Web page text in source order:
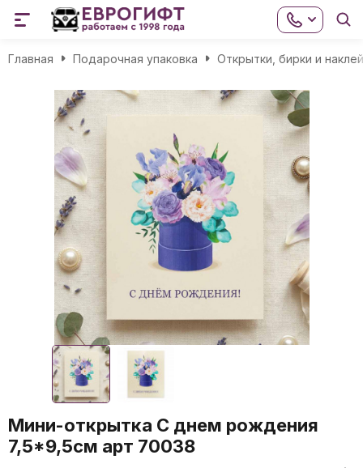
Главная Подарочная упаковка Открытки, бирки и
Мини-открытка С днем рождения
7,5*9,5см арт 70038